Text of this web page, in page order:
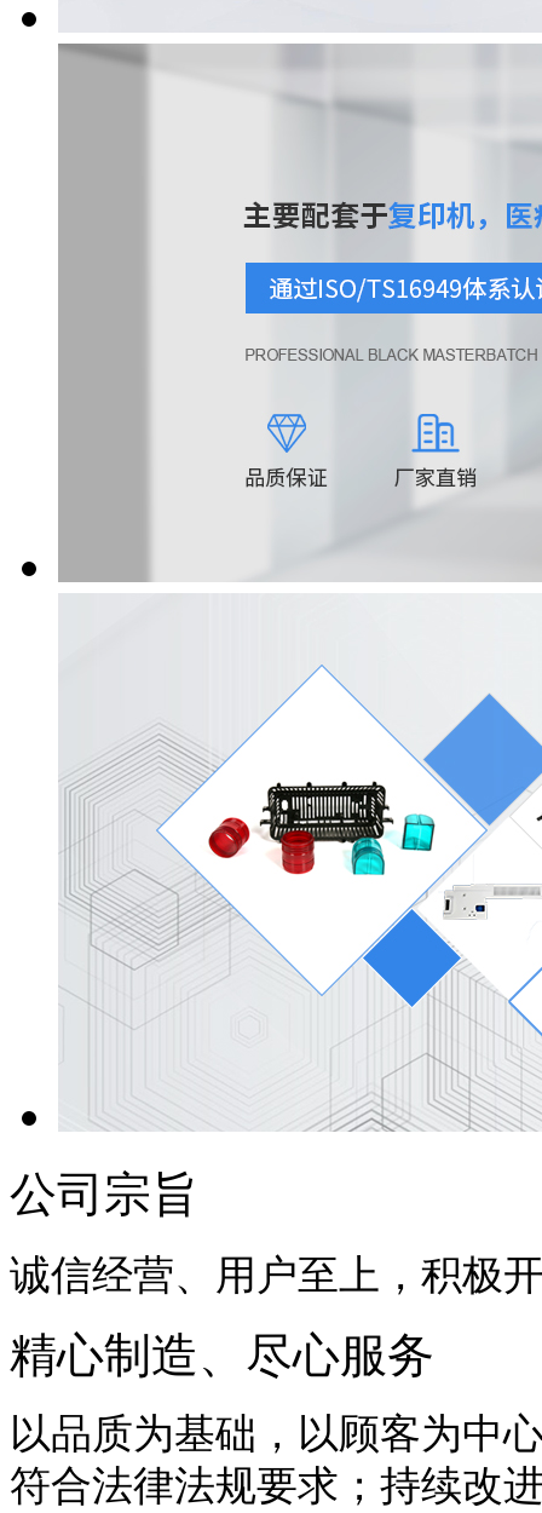
公司宗旨
诚信经营、用户至上，积极
精心制造、尽心服务
以品质为基础，以顾客为中
符合法律法规要求；持续改